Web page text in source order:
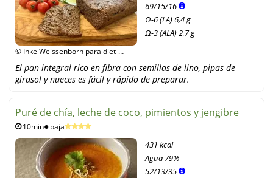
© Inke Weissenborn para diet-
69/15/16
Ω-6 (LA) 6,4 g
Ω-3 (ALA) 2,7 g
El pan integral rico en fibra con semillas de lino, pipas de
girasol y nueces es fácil y rápido de preparar.
Puré de chía, leche de coco, pimientos y jengibre
10min baja
431 kcal
Agua 79%
52/13/35